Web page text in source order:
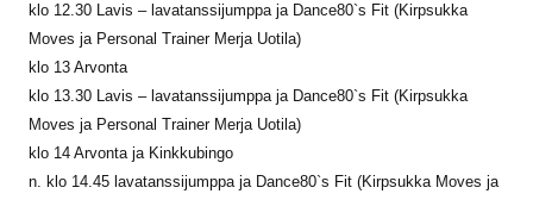
klo 12.30 Lavis – lavatanssijumppa ja Dance80`s Fit (Kirpsukka
Moves ja Personal Trainer Merja Uotila)
klo 13 Arvonta
klo 13.30 Lavis – lavatanssijumppa ja Dance80`s Fit (Kirpsukka
Moves ja Personal Trainer Merja Uotila)
klo 14 Arvonta ja Kinkkubingo
n. klo 14.45 lavatanssijumppa ja Dance80`s Fit (Kirpsukka Moves ja